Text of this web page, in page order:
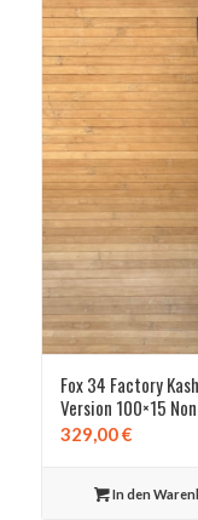
Fox 34 Factory
Version 100×15
329,00€
In den